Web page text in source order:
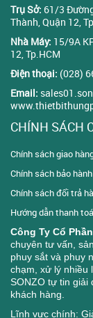
Trụ Sở: 61/3
Thành, Quận 12,
Nhà Máy: 15/9A
12, Tp.HCM
Điện thoại: (028)
Email:
CHÍNH SÁCH
Chính sách giao
Chính sách bảo hành
Chính sách đổi trả
Hướng dẫn thanh
Công Ty Cổ
chuyên tư vấn,
phuy sắt và phuy
chạm, xử lý nhiều
SONZO tự tin giải
khách hàng.
Lĩnh vực chính: